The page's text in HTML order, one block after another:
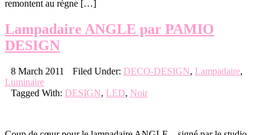
remontent au règne […]
Lampadaire ANGLE par PAMIO
DESIGN
8 March 2011 Filed Under: DECO-DESIGN, Lampadaire,
Luminaire
Tagged With: DESIGN, LED, Noir